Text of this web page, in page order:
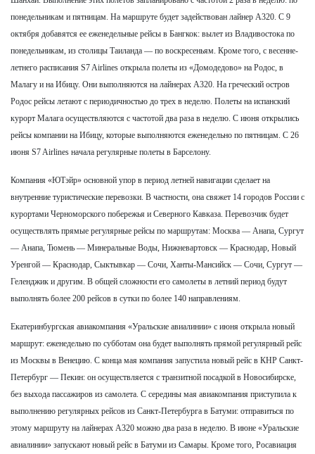
понедельникам и пятницам. На маршруте будет задействован лайнер A320. С 9
октября добавятся ее еженедельные рейсы в Бангкок: вылет из Владивостока по
понедельникам, из столицы Таиланда — по воскресеньям. Кроме того, с весенне-
летнего расписания S7 Airlines открыла полеты из «Домодедово» на Родос, в
Малагу и на Ибицу. Они выполняются на лайнерах A320. На греческий остров
Родос рейсы летают с периодичностью до трех в неделю. Полеты на испанский
курорт Малага осуществляются с частотой два раза в неделю. С июня открылись
рейсы компании на Ибицу, которые выполняются еженедельно по пятницам. С 26
июня S7 Airlines начала регулярные полеты в Барселону.
Компания «ЮТэйр» основной упор в период летней навигации сделает на
внутренние туристические перевозки. В частности, она свяжет 14 городов России с
курортами Черноморского побережья и Северного Кавказа. Перевозчик будет
осуществлять прямые регулярные рейсы по маршрутам: Москва — Анапа, Сургут
— Анапа, Тюмень — Минеральные Воды, Нижневартовск — Краснодар, Новый
Уренгой — Краснодар, Сыктывкар — Сочи, Ханты-Мансийск — Сочи, Сургут —
Геленджик и другим. В общей сложности его самолеты в летний период будут
выполнять более 200 рейсов в сутки по более 140 направлениям.
Екатеринбургская авиакомпания «Уральские авиалинии» с июня открыла новый
маршрут: еженедельно по субботам она будет выполнять прямой регулярный рейс
из Москвы в Венецию. С конца мая компания запустила новый рейс в КНР Санкт-
Петербург — Пекин: он осуществляется с транзитной посадкой в Новосибирске,
без выхода пассажиров из самолета. С середины мая авиакомпания приступила к
выполнению регулярных рейсов из Санкт-Петербурга в Батуми: отправиться по
этому маршруту на лайнерах A320 можно два раза в неделю. В июне «Уральские
авиалинии» запускают новый рейс в Батуми из Самары. Кроме того, Росавиация